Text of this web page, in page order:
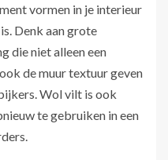
vormen in je interieur
Denk aan grote
die niet alleen een
de muur textuur geven
Wol vilt is ook
te gebruiken in een